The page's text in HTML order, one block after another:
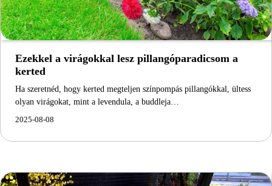
Ezekkel a virágokkal lesz pillangóparadicsom a
kerted
Ha szeretnéd, hogy kerted megteljen színpompás pillangókkal, ültess
olyan virágokat, mint a levendula, a buddleja…
2025-08-08